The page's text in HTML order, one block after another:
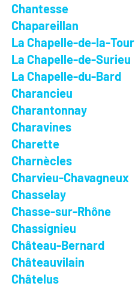
Chantesse
Chapareillan
La Chapelle-de-la-Tour
La Chapelle-de-Surieu
La Chapelle-du-Bard
Charancieu
Charantonnay
Charavines
Charette
Charnècles
Charvieu-Chavagneux
Chasselay
Chasse-sur-Rhône
Chassignieu
Château-Bernard
Châteauvilain
Châtelus